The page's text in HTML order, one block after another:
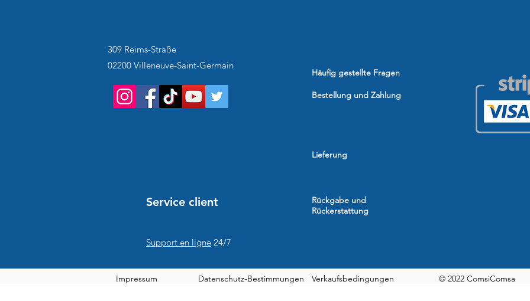
309 Reims-Straße
02200 Villeneuve-Saint-Germain
Häufig gestellte Fragen
Bestellung und Zahlung
Lieferung
Service client
Rückgabe und
Rückerstattung
Support en ligne 24/7
Impressum Datenschutz-Bestimmungen Verkaufsbedingungen © 2022 ComsiComsa